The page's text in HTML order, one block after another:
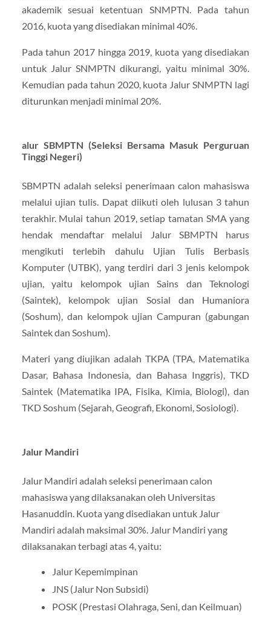
akademik sesuai ketentuan SNMPTN. Pada tahun
2016, kuota yang disediakan minimal 40%.
Pada tahun 2017 hingga 2019, kuota yang disediakan
untuk Jalur SNMPTN dikurangi, yaitu minimal 30%.
Kemudian pada tahun 2020, kuota Jalur SNMPTN lagi
diturunkan menjadi minimal 20%.
alur SBMPTN (Seleksi Bersama Masuk Perguruan
Tinggi Negeri)
SBMPTN adalah seleksi penerimaan calon mahasiswa
melalui ujian tulis. Dapat diikuti oleh lulusan 3 tahun
terakhir. Mulai tahun 2019, setiap tamatan SMA yang
hendak mendaftar melalui Jalur SBMPTN harus
mengikuti terlebih dahulu Ujian Tulis Berbasis
Komputer (UTBK), yang terdiri dari 3 jenis kelompok
ujian, yaitu kelompok ujian Sains dan Teknologi
(Saintek), kelompok ujian Sosial dan Humaniora
(Soshum), dan kelompok ujian Campuran (gabungan
Saintek dan Soshum).
Materi yang diujikan adalah TKPA (TPA, Matematika
Dasar, Bahasa Indonesia, dan Bahasa Inggris), TKD
Saintek (Matematika IPA, Fisika, Kimia, Biologi), dan
TKD Soshum (Sejarah, Geografi, Ekonomi, Sosiologi).
Jalur Mandiri
Jalur Mandiri adalah seleksi penerimaan calon
mahasiswa yang dilaksanakan oleh Universitas
Hasanuddin. Kuota yang disediakan untuk Jalur
Mandiri adalah maksimal 30%. Jalur Mandiri yang
dilaksanakan terbagi atas 4, yaitu:
Jalur Kepemimpinan
JNS (Jalur Non Subsidi)
POSK (Prestasi Olahraga, Seni, dan Keilmuan)